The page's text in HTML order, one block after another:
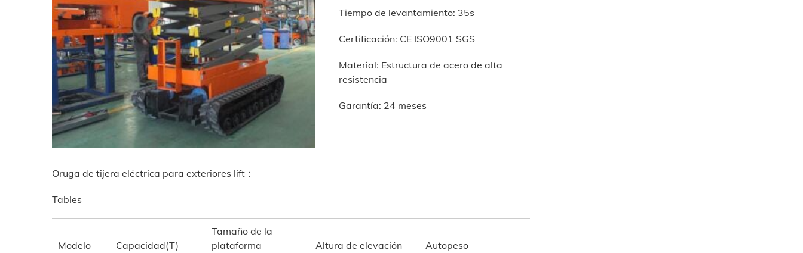
Tiempo de levantamiento: 35s
Certificación: CE ISO9001 SGS
Material: Estructura de acero de alta
resistencia
Garantía: 24 meses
Oruga de tijera eléctrica para exteriores lift：
Tables
Modelo Capacidad(T)
Tamaño de la
plataforma
Altura de elevación Autopeso